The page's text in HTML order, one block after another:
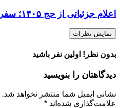
اعلام جزئیاتی از حج ۱۴۰۵؛ سفر حج کوتاه شد
نمایش نظرات
بدون نظر! اولین نفر باشید
دیدگاهتان را بنویسید
نشانی ایمیل شما منتشر نخواهد شد.
علامت‌گذاری شده‌اند *